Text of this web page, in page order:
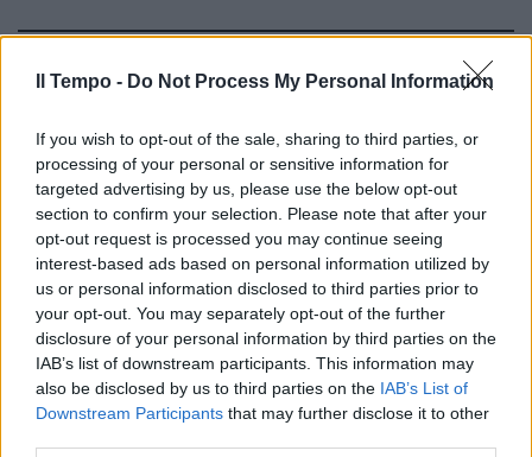
Il Tempo - Do Not Process My Personal Information
If you wish to opt-out of the sale, sharing to third parties, or
processing of your personal or sensitive information for
targeted advertising by us, please use the below opt-out
section to confirm your selection. Please note that after your
opt-out request is processed you may continue seeing
interest-based ads based on personal information utilized by
us or personal information disclosed to third parties prior to
your opt-out. You may separately opt-out of the further
disclosure of your personal information by third parties on the
IAB’s list of downstream participants. This information may
also be disclosed by us to third parties on the IAB’s List of
Downstream Participants that may further disclose it to other
Fassino: «Basta aggressioni
14/01/2006
La Lega: «Affermazioni
razziste». I Verdi: «È aggressione
alla signora»
03/01/2006
Eleganza aggressiva anche